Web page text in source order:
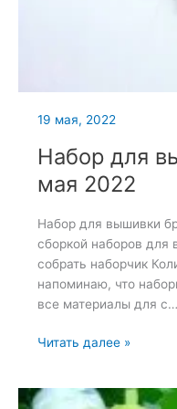
19 мая, 2022
Набор для
мая 2022
Набор для вышивки
сборкой наборов
собрать наборчик
напоминаю, что
все материалы для с…
Набор
броши
Читать далее »